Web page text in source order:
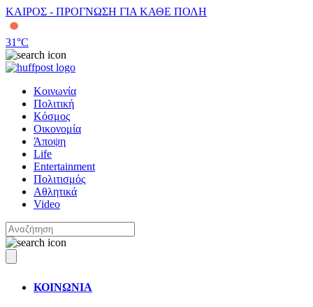
ΚΑΙΡΟΣ - ΠΡΟΓΝΩΣΗ ΓΙΑ ΚΑΘΕ ΠΟΛΗ
31°C
Κοινωνία
Πολιτική
Κόσμος
Οικονομία
Άποψη
Life
Entertainment
Πολιτισμός
Αθλητικά
Video
ΚΟΙΝΩΝΙΑ